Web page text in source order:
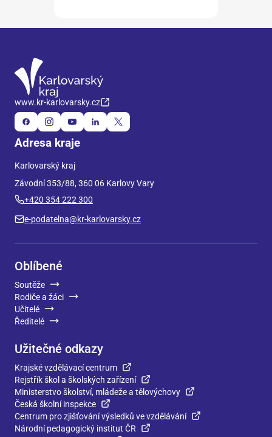
www.kr-karlovarsky.cz
Adresa kraje
Karlovarský kraj
Závodní 353/88, 360 06 Karlovy Vary
+420 354 222 300
e-podatelna@kr-karlovarsky.cz
Oblíbené
Soutěže
Rodiče a žáci
Učitelé
Ředitelé
Užitečné odkazy
Krajské vzdělávací centrum
Rejstřík škol a školských zařízení
Ministerstvo školství, mládeže a tělovýchovy
Česká školní inspekce
Centrum pro zjišťování výsledků ve vzdělávání
Národní pedagogický institut ČR